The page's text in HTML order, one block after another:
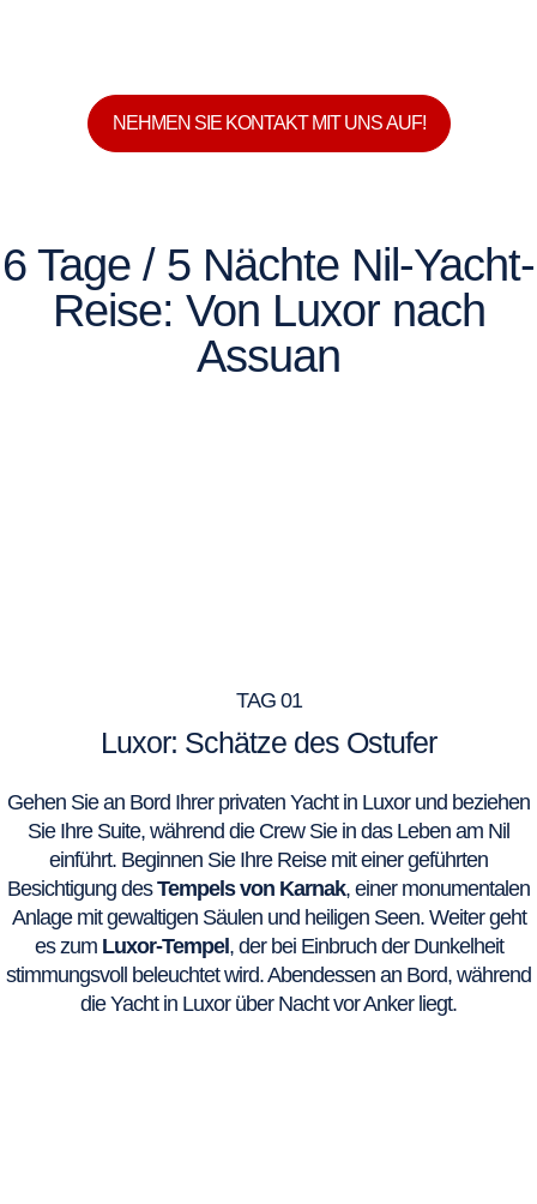
NEHMEN SIE KONTAKT MIT UNS AUF!
6 Tage / 5 Nächte Nil-Yacht-
Reise: Von Luxor nach
Assuan
TAG 01
Luxor: Schätze des Ostufer
Gehen Sie an Bord Ihrer privaten Yacht in Luxor und beziehen
Sie Ihre Suite, während die Crew Sie in das Leben am Nil
einführt. Beginnen Sie Ihre Reise mit einer geführten
Besichtigung desTempels von Karnak, einer monumentalen
Anlage mit gewaltigen Säulen und heiligen Seen. Weiter geht
es zum Luxor-Tempel, der bei Einbruch der Dunkelheit
stimmungsvoll beleuchtet wird. Abendessen an Bord, während
die Yacht in Luxor über Nacht vor Anker liegt.